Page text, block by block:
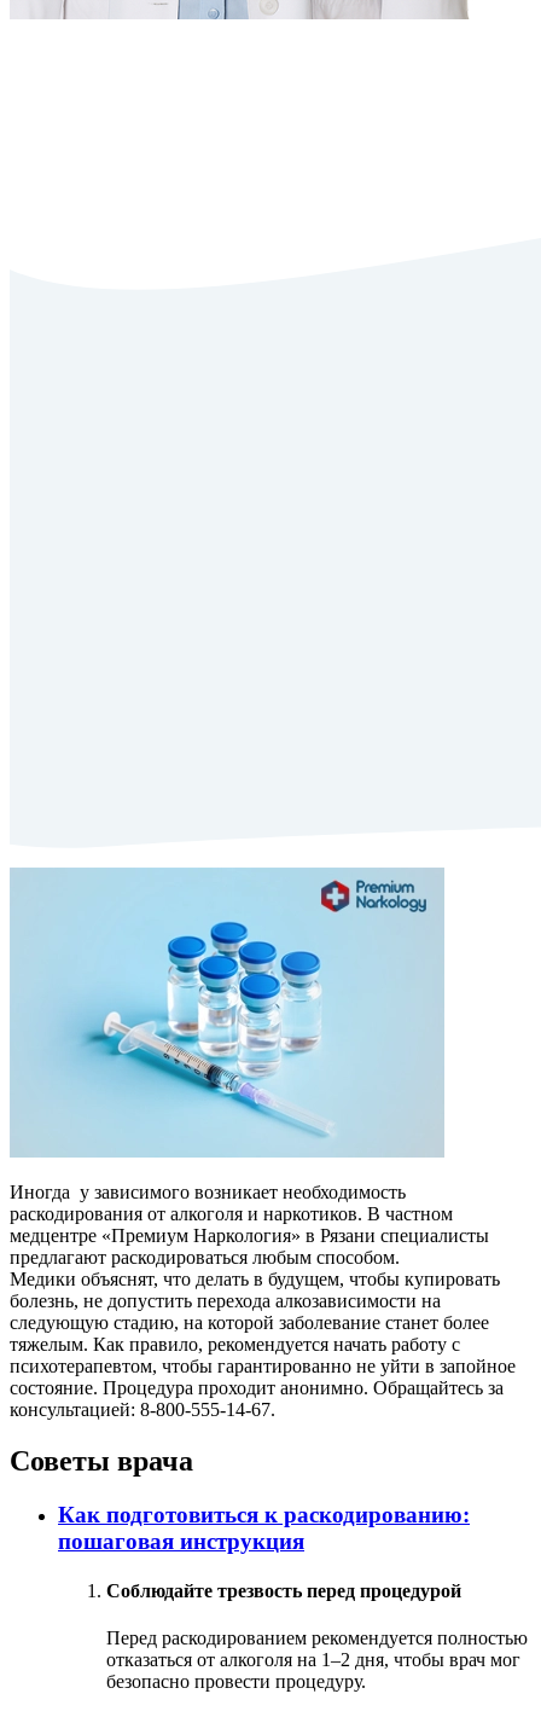
Иногда у зависимого возникает необходимость
раскодирования от алкоголя и наркотиков. В частном
медцентре «Премиум Наркология» в Рязани специалисты
предлагают раскодироваться любым способом.
Медики объяснят, что делать в будущем, чтобы купировать
болезнь, не допустить перехода алкозависимости на
следующую стадию, на которой заболевание станет более
тяжелым. Как правило, рекомендуется начать работу с
психотерапевтом, чтобы гарантированно не уйти в запойное
состояние. Процедура проходит анонимно. Обращайтесь за
консультацией: 8-800-555-14-67.
Советы врача
Как подготовиться к раскодированию:
пошаговая инструкция
Соблюдайте трезвость перед процедурой
Перед раскодированием рекомендуется полностью
отказаться от алкоголя на 1–2 дня, чтобы врач мог
безопасно провести процедуру.